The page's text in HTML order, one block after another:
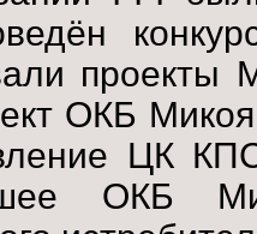
ОКБ
ЦК
ОКБ